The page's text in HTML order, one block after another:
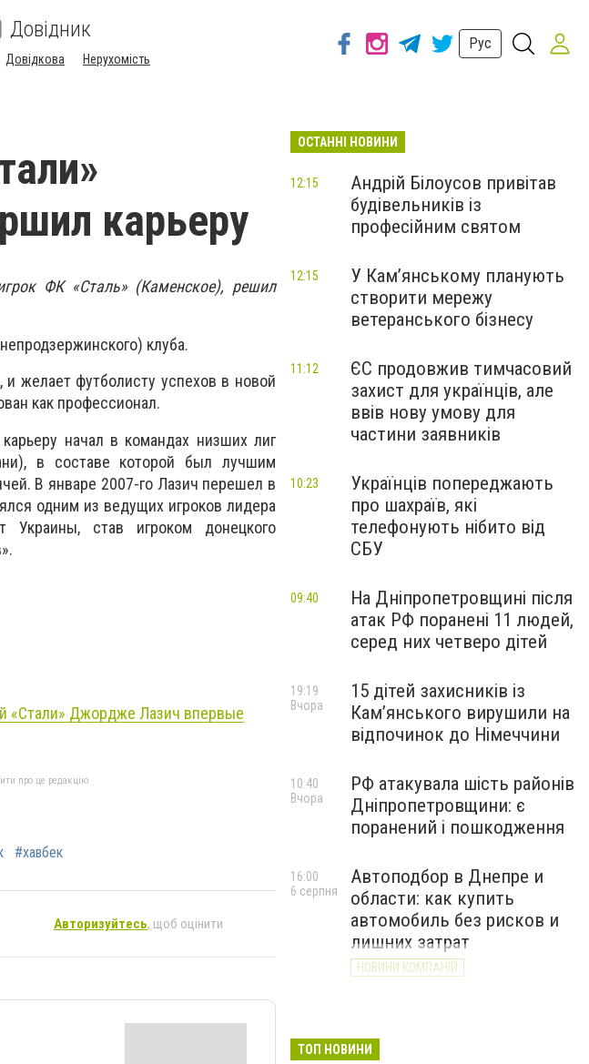
Довідник
Довідкова Нерухомість
Рус
карьеру
ФК «Сталь» (Каменское), решил
клуба.
и желает футболисту успехов в новой
как профессионал.
начал в командах низших лиг
в составе которой был лучшим
В январе 2007-го Лазич перешел в
одним из ведущих игроков лидера
став игроком донецкого
«Стали» Джордже Лазич впервые
про це редакцію
#хавбек
Авторизуйтесь, щоб оцінити
ОСТАННІ НОВИНИ
Андрій Білоусов привітав
будівельників із
професійним святом
12:15
У Кам’янському планують
створити мережу
ветеранського бізнесу
12:15
ЄС продовжив тимчасовий
захист для українців, але
ввів нову умову для
частини заявників
11:12
Українців попереджають
про шахраїв, які
телефонують нібито від
СБУ
10:23
На Дніпропетровщині після
атак РФ поранені 11 людей,
серед них четверо дітей
09:40
15 дітей захисників із
Кам’янського вирушили на
відпочинок до Німеччини
19:19
Вчора
РФ атакувала шість районів
Дніпропетровщини: є
поранений і пошкодження
10:40
Вчора
Автоподбор в Днепре и
области: как купить
автомобиль без рисков и
лишних затрат
НОВИНИ КОМПАНІЙ
16:00
6 серпня
ТОП НОВИНИ